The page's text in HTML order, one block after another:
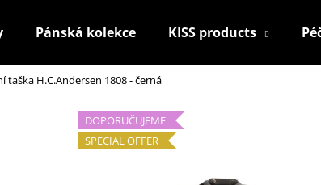
Pánská kolekce KISS products
taška H.C.Andersen 1808 - černá
DOPORUČUJEME
SPECIAL OFFER
Co potřebujete najít?